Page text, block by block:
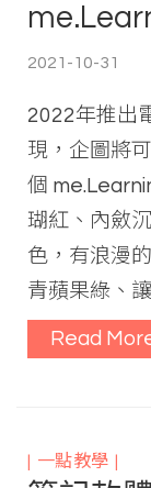
2021-10-31
2022年推出
現，企圖將
個
瑚紅、內斂
色，有浪漫
青蘋果綠、
Read
一點教學